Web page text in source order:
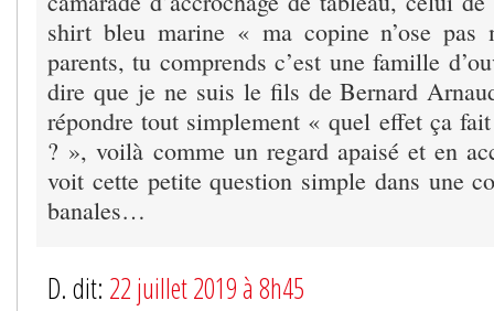
shirt bleu marine « ma copine n’ose pas
parents, tu comprends c’est une famille
dire que je ne suis le fils de Bernard
répondre tout simplement « quel effet ça
? », voilà comme un regard apaisé et en
voit cette petite question simple dans une
banales…
D. dit: 22 juillet 2019 à 8h45